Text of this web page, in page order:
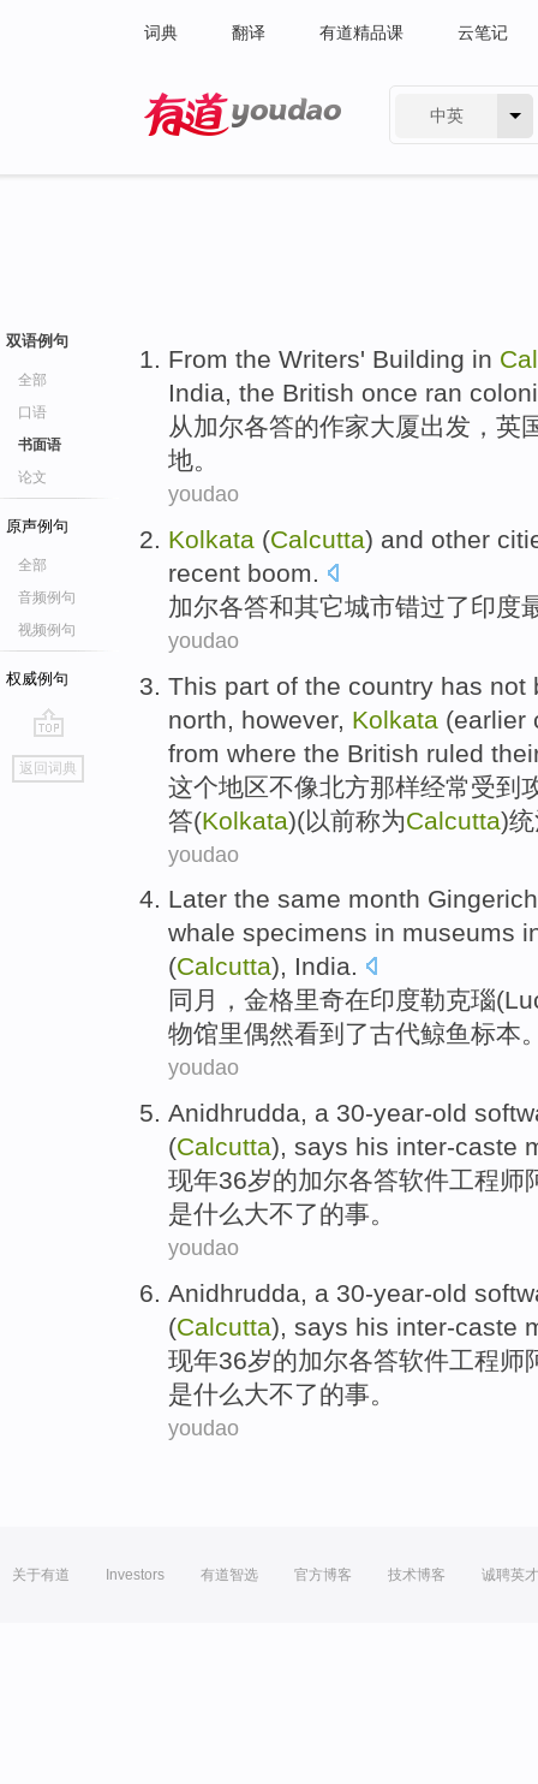
词典 翻译 有道精品课 云笔记
中英
双语例句
全部
口语
书面语
论文
原声例句
全部
音频例句
视频例句
权威例句
go
top
返回词典
From the Writers' Building in
India, the British once ran
从加尔各答的作家大厦出发， 英
地。
youdao
Kolkata (Calcutta) and other
recent boom.
加尔各答和其它城市错过了印度
youdao
This part of the country has not
north
however, Kolkata (earlier
from where the British ruled
这个地区不像北方那样经常受到
答(Kolkata)(以前称为Calcutta)
youdao
Later the same month Gingerich
whale specimens in museums
(Calcutta), India.
同月， 金格里奇在印度勒克瑙
物馆里偶然看到了古代鲸鱼标本
youdao
Anidhrudda, a 30-year-old
(Calcutta), says his inter-caste
现年36岁的加尔各答软件工程师
是什么大不了的事。
youdao
Anidhrudda, a 30-year-old
(Calcutta), says his inter-caste
现年36岁的加尔各答软件工程师
是什么大不了的事。
youdao
关于有道 Investors 有道智选 官方博客 技术博客 诚聘英才